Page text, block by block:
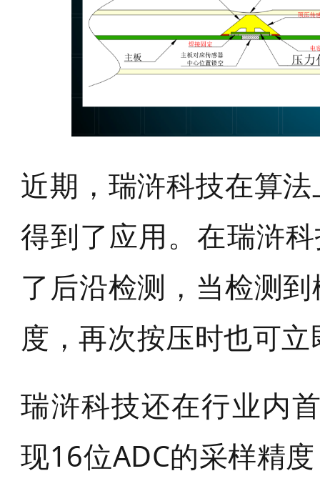
近期，瑞浒科技在算
得到了应用。在瑞浒
了后沿检测，当检测
度，再次按压时也可
瑞浒科技还在行业内
现16位ADC的采样精